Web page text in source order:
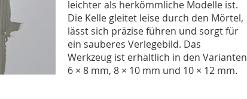
leichter als herkömmliche Modelle ist.
Die Kelle gleitet leise durch den Mörtel,
lässt sich präzise führen und sorgt für
ein sauberes Verlegebild. Das
Werkzeug ist erhältlich in den Varianten
6 × 8 mm, 8 × 10 mm und 10 × 12 mm.